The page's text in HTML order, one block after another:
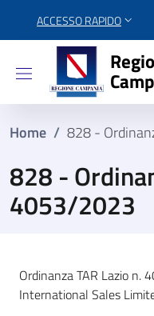
ACCESSO RAPIDO
Home / 828 -
828 -
4053/2023
Ordinanza TAR Lazio n.
International Sales